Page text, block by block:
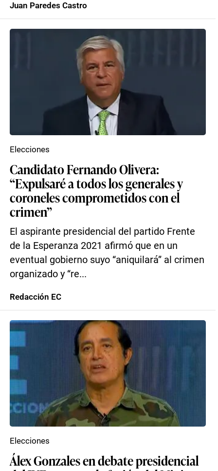
Juan Paredes Castro
Candidato Fernando Olivera:
“Expulsaré a todos los generales y
coroneles comprometidos con el
crimen”
El aspirante presidencial del partido Frente
de la Esperanza 2021 afirmó que en un
eventual gobierno suyo “aniquilará” al crimen
organizado y “re...
Elecciones
Redacción EC
Álex Gonzales en debate presidencial
Elecciones